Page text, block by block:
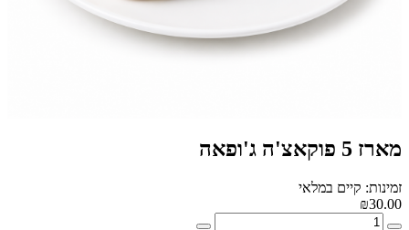
מארז 5 פוקאצ'ה ג'ופאה
זמינות: קיים במלאי
₪30.00